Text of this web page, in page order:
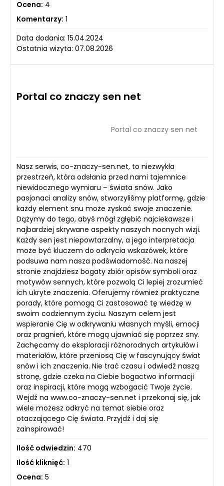
Ocena: 4
Komentarzy: 1
Data dodania: 15.04.2024
Ostatnia wizyta: 07.08.2026
Portal co znaczy sen net
Portal co znaczy sen net
Nasz serwis, co-znaczy-sen.net, to niezwykła
przestrzeń, która odsłania przed nami tajemnice
niewidocznego wymiaru – świata snów. Jako
pasjonaci analizy snów, stworzyliśmy platformę, gdzie
każdy element snu może zyskać swoje znaczenie.
Dążymy do tego, abyś mógł zgłębić najciekawsze i
najbardziej skrywane aspekty naszych nocnych wizji.
Każdy sen jest niepowtarzalny, a jego interpretacja
może być kluczem do odkrycia wskazówek, które
podsuwa nam nasza podświadomość. Na naszej
stronie znajdziesz bogaty zbiór opisów symboli oraz
motywów sennych, które pozwolą Ci lepiej zrozumieć
ich ukryte znaczenia. Oferujemy również praktyczne
porady, które pomogą Ci zastosować tę wiedzę w
swoim codziennym życiu. Naszym celem jest
wspieranie Cię w odkrywaniu własnych myśli, emocji
oraz pragnień, które mogą ujawniać się poprzez sny.
Zachęcamy do eksploracji różnorodnych artykułów i
materiałów, które przeniosą Cię w fascynujący świat
snów i ich znaczenia. Nie trać czasu i odwiedź naszą
stronę, gdzie czeka na Ciebie bogactwo informacji
oraz inspiracji, które mogą wzbogacić Twoje życie.
Wejdź na www.co-znaczy-sen.net i przekonaj się, jak
wiele możesz odkryć na temat siebie oraz
otaczającego Cię świata. Przyjdź i daj się
zainspirować!
Ilość odwiedzin: 470
Ilość kliknięć: 1
Ocena: 5